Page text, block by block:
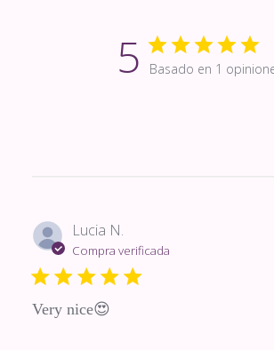
5 Basado en 1
Lucia N.
Compra verificada
Very nice😍